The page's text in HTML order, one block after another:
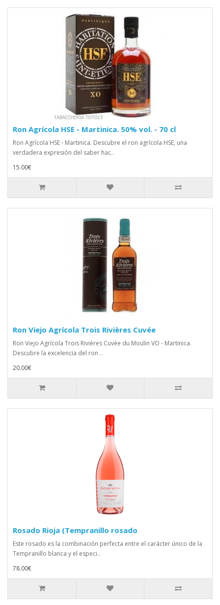
Ron Agrícola HSE - Martinica. 50% vol. - 70 cl
Ron Agrícola HSE - Martinica. Descubre el ron agrícola HSE, una
verdadera expresión del saber hac..
15.00€
Ron Viejo Agrícola Trois Rivières Cuvée
Ron Viejo Agrícola Trois Rivières Cuvée du Moulin VO - Martinica.
Descubre la excelencia del ron ..
20.00€
Rosado Rioja (Tempranillo rosado
Este rosado es la combinación perfecta entre el carácter único de la
Tempranillo blanca y el especi..
78.00€